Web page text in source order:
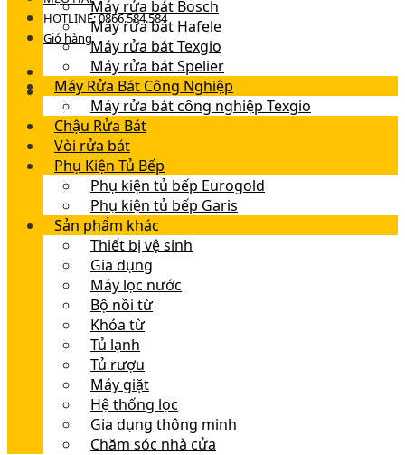
HOTLINE: 0866.584.584
Giỏ hàng
Máy rửa bát Bosch
Máy rửa bát Hafele
Máy rửa bát Texgio
Máy rửa bát Spelier
Máy Rửa Bát Công Nghiệp
Máy rửa bát công nghiệp Texgio
Chậu Rửa Bát
Vòi rửa bát
Phụ Kiện Tủ Bếp
Phụ kiện tủ bếp Eurogold
Phụ kiện tủ bếp Garis
Sản phẩm khác
Thiết bị vệ sinh
Gia dụng
Máy lọc nước
Bộ nồi từ
Khóa từ
Tủ lạnh
Tủ rượu
Máy giặt
Hệ thống lọc
Gia dụng thông minh
Chăm sóc nhà cửa